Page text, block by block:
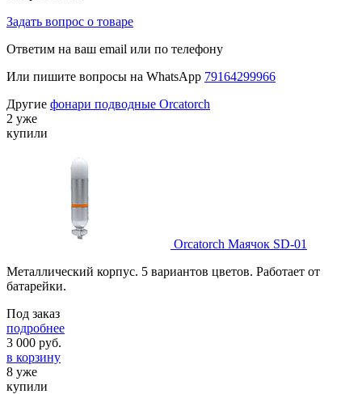
Задать вопрос о товаре
Ответим на ваш email или по телефону
Или пишите вопросы на WhatsApp 79164299966
Другие фонари подводные Orcatorch
2 уже
купили
Orcatorch Маячок SD-01
Металлический корпус. 5 вариантов цветов. Работает от
батарейки.
Под заказ
подробнее
3 000 руб.
в корзину
8 уже
купили